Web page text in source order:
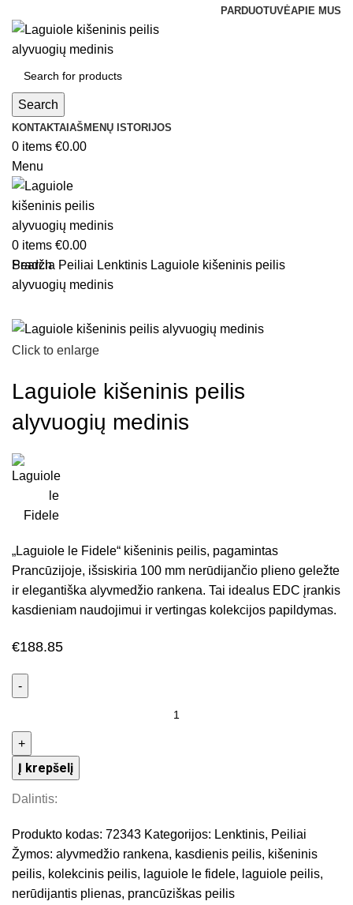
PARDUOTUVĖAPIE MUS
Search
KONTAKTAI AŠMENŲ ISTORIJOS
0 items €0.00
Menu
0 items €0.00
Search
Pradžia Peiliai Lenktinis Laguiole kišeninis peilis
alyvuogių medinis
Click to enlarge
Laguiole kišeninis peilis
alyvuogių medinis
„Laguiole le Fidele“ kišeninis peilis, pagamintas
Prancūzijoje, išsiskiria 100 mm nerūdijančio plieno geležte
ir elegantiška alyvmedžio rankena. Tai idealus EDC įrankis
kasdieniam naudojimui ir vertingas kolekcijos papildymas.
€188.85
Į krepšelį
Dalintis:
Produkto kodas:72343 Kategorijos: Lenktinis, Peiliai
Žymos: alyvmedžio rankena, kasdienis peilis, kišeninis
peilis, kolekcinis peilis, laguiole le fidele, laguiole peilis,
nerūdijantis plienas, prancūziškas peilis